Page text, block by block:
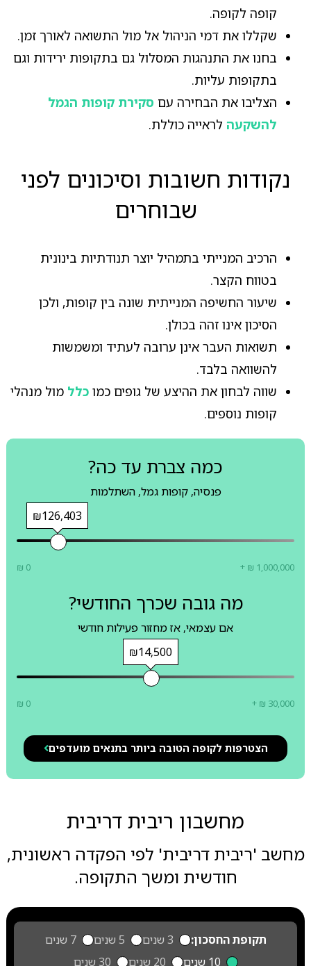
קופה לקופה.
שקללו את דמי הניהול אל מול התשואה לאורך זמן.
בחנו את התנהגות המסלול גם בתקופות ירידות וגם
בתקופות עליות.
הצליבו את הבחירה עם סקירת קופות הגמל
להשקעהלראייה כוללת.
נקודות חשובות וסיכונים לפני
שבוחרים
הרכיב המנייתי בתמהיל יוצר תנודתיות בינונית
בטווח הקצר.
שיעור החשיפה המנייתית שונה בין קופות, ולכן
הסיכון אינו זהה בכולן.
תשואות העבר אינן ערובה לעתיד ומשמשות
להשוואה בלבד.
שווה לבחון את ההיצע של גופים כמו כלל מול מנהלי
קופות נוספים.
כמה צברת עד כה?
פנסיה, קופות גמל, השתלמות
₪126,403
₪ 0 + ₪ 1,000,000
מה גובה שכרך החודשי?
אם עצמאי, אז מחזור פעילות חודשי
₪14,500
₪ 0 + ₪ 30,000
הצטרפות לקופה הטובה ביותר בתנאים מועדפים
מחשבון ריבית דריבית
מחשב 'ריבית דריבית' לפי הפקדה ראשונית,
חודשית ומשך התקופה.
תקופת החסכון: 3 שנים 5 שנים
7 שנים
10 שנים
20 שנים 30 שנים